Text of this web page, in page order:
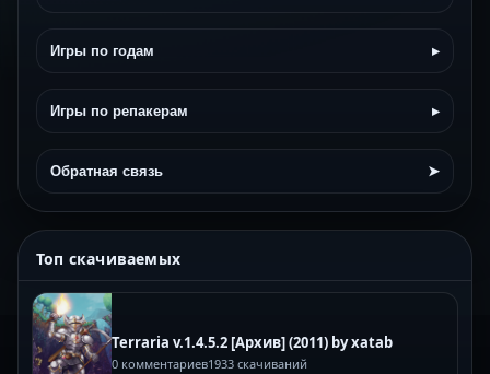
Игры по годам ▸
Игры по репакерам ▸
Обратная связь ➤
Топ скачиваемых
Terraria v.1.4.5.2 [Архив] (2011) by xatab
0 комментариев1933 скачиваний